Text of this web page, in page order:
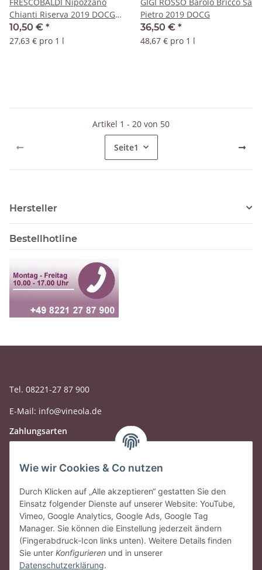
Chianti Riserva 2019 DOCG -
0,375 Liter
10,50 € *
27,63 € pro 1 l
Pietro 2019 DOCG
36,50 € *
48,67 € pro 1 l
Artikel 1 - 20 von 50
Seite1
Hersteller
Bestellhotline
Tel. 08221-27 87 900
E-Mail: info@vineola.de
Zahlungsarten
Wie wir Cookies & Co nutzen
Durch Klicken auf „Alle akzeptieren“ gestatten Sie den
Einsatz folgender Dienste auf unserer Website: YouTube,
Vimeo, Google Analytics, Google Ads, Google Tag
Manager. Sie können die Einstellung jederzeit ändern
(Fingerabdruck-Icon links unten). Weitere Details finden
Sie unter Konfigurieren und in unserer
Datenschutzerklärung.